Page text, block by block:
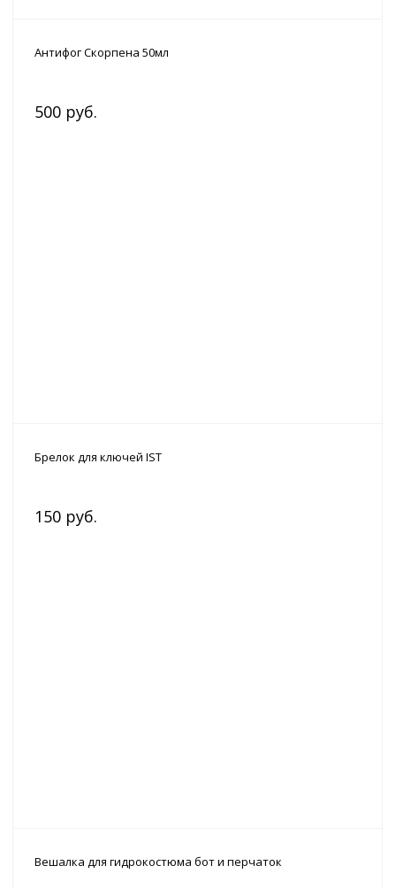
Антифог Скорпена 50мл
500 руб.
Брелок для ключей IST
150 руб.
Вешалка для гидрокостюма бот и перчаток